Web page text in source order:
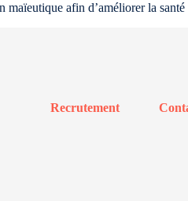
afin d’améliorer la santé
Recrutement